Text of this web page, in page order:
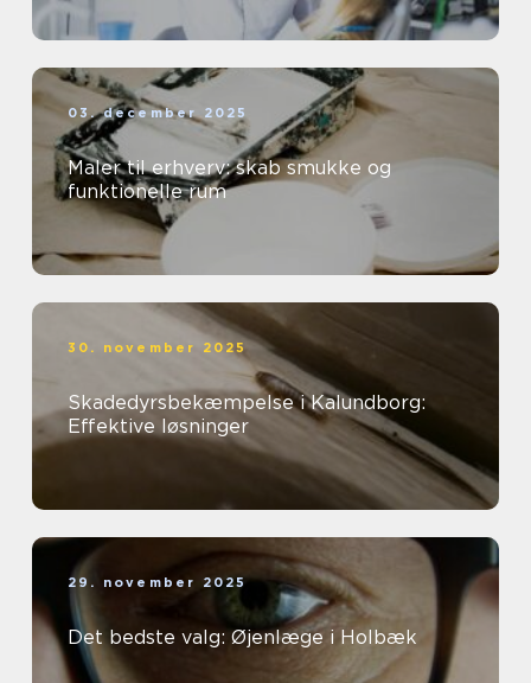
03. december 2025
Maler til erhverv: skab smukke og
funktionelle rum
30. november 2025
Skadedyrsbekæmpelse i Kalundborg:
Effektive løsninger
29. november 2025
Det bedste valg: Øjenlæge i Holbæk